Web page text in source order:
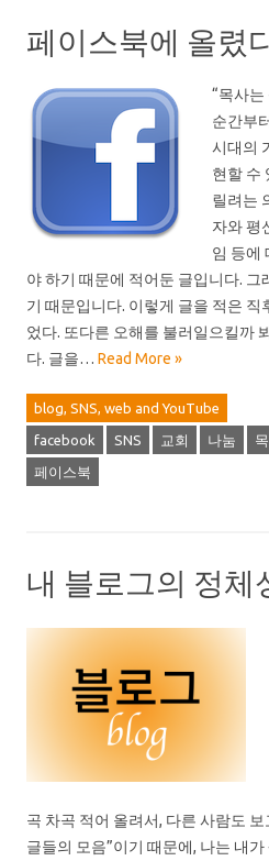
페이스북에 올렸
“목사는
순간부
시대의
현할 수
릴려는
자와 평
임 등에
야 하기 때문에 적어둔 글입니다. 그
기 때문입니다. 이렇게 글을 적은
었다. 또다른 오해를 불러일으킬까
다. 글을… Read More »
blog, SNS, web and YouTube
facebook SNS 교회 나눔
페이스북
내 블로그의 정체
곡 차곡 적어 올려서, 다른 사람도
글들의 모음”이기 때문에, 나는 내